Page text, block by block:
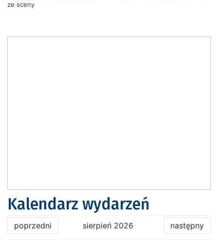
ze sceny
Kalendarz wydarzeń
poprzedni sierpień 2026 następny